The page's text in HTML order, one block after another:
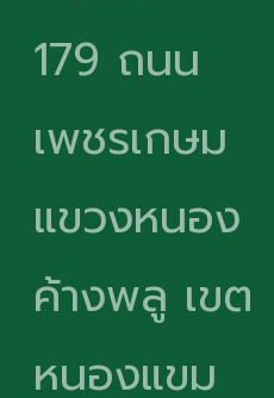
179 ถนน
เพชรเกษม
แขวงหนอง
ค้างพลู เขต
หนองแขม